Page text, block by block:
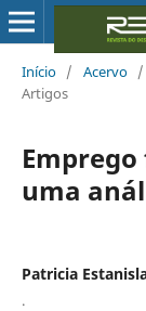
Início / Acervo /
Artigos
uma
Patricia
.